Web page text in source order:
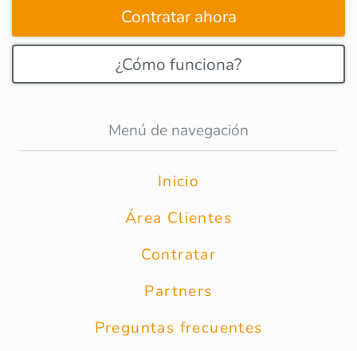
Contratar ahora
¿Cómo funciona?
Menú de navegación
Inicio
Área Clientes
Contratar
Partners
Preguntas frecuentes